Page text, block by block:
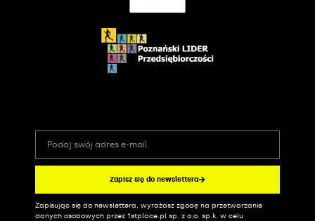
Zapisz się do newslettera
Alternative:
Zapisując się do newslettera, wyrażasz zgodę na przetwarzanie
danych osobowych przez 1stplace.pl sp. z o.o. sp.k. w celu